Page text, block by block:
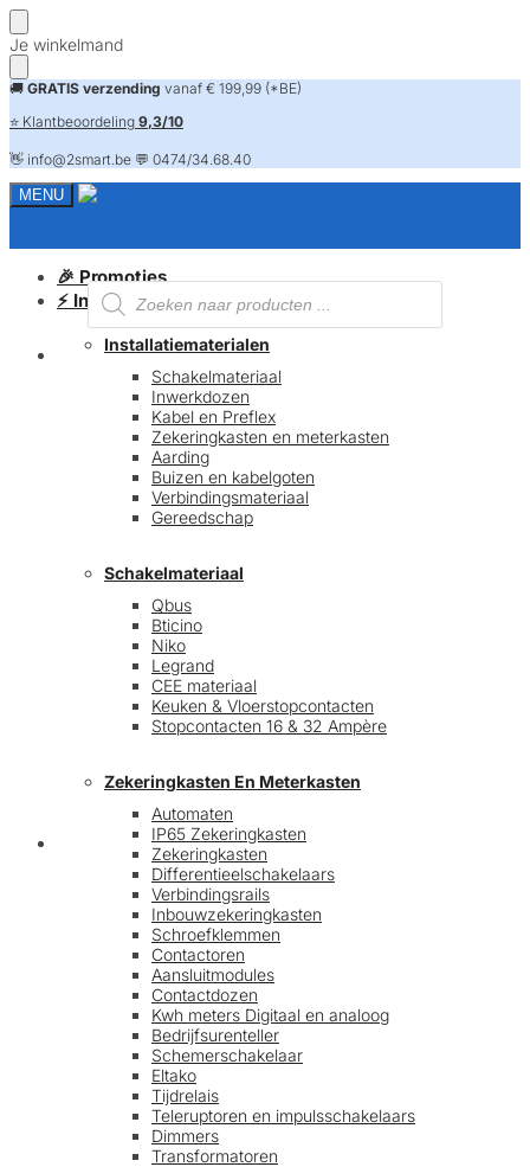
Skip
to
navigation
Skip
to
content
Je winkelmand
🚚 GRATIS verzending vanaf € 199,99 (*BE)
⭐ Klantbeoordeling 9,3/10
👋 info@2smart.be 💬 0474/34.68.40
MENU
Producten
zoeken
FAQ
🎉 Promoties
⚡ Installatiematerialen
Installatiematerialen
Schakelmateriaal
Inwerkdozen
Kabel en Preflex
Zekeringkasten en meterkasten
Aarding
Buizen en kabelgoten
Verbindingsmateriaal
Gereedschap
Schakelmateriaal
Qbus
Bticino
Niko
Legrand
CEE materiaal
Keuken & Vloerstopcontacten
Stopcontacten 16 & 32 Ampère
Zekeringkasten En Meterkasten
Automaten
IP65 Zekeringkasten
Zekeringkasten
Differentieelschakelaars
Verbindingsrails
Inbouwzekeringkasten
Schroefklemmen
Contactoren
Aansluitmodules
Contactdozen
Kwh meters Digitaal en analoog
Bedrijfsurenteller
Schemerschakelaar
Eltako
Tijdrelais
Teleruptoren en impulsschakelaars
Dimmers
Transformatoren